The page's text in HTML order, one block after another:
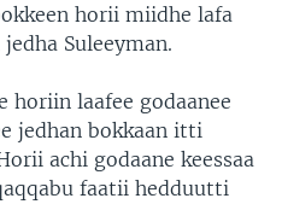
horii miidhe lafa
Suleeyman.
horiin laafee godaanee
jedhan bokkaan itti
achi godaane keessaa
faatii hedduutti